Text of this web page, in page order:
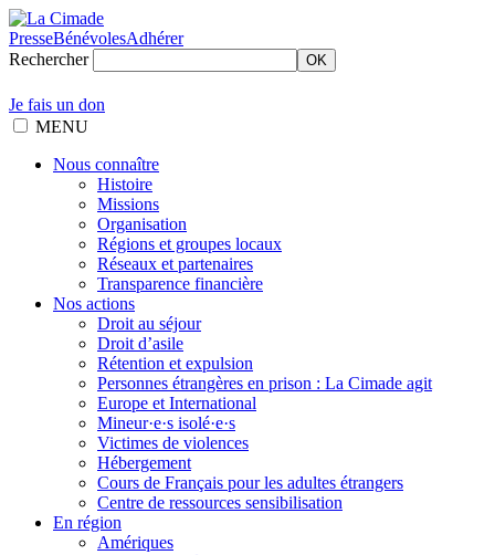
PresseBénévolesAdhérer
Rechercher
OK
Je fais un don
MENU
Nous connaître
Histoire
Missions
Organisation
Régions et groupes locaux
Réseaux et partenaires
Transparence financière
Nos actions
Droit au séjour
Droit d’asile
Rétention et expulsion
Personnes étrangères en prison : La Cimade agit
Europe et International
Mineur·e·s isolé·e·s
Victimes de violences
Hébergement
Cours de Français pour les adultes étrangers
Centre de ressources sensibilisation
En région
Amériques